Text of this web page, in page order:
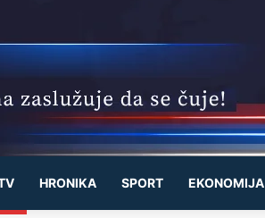
HRONIKA SPORT EKONOMIJA